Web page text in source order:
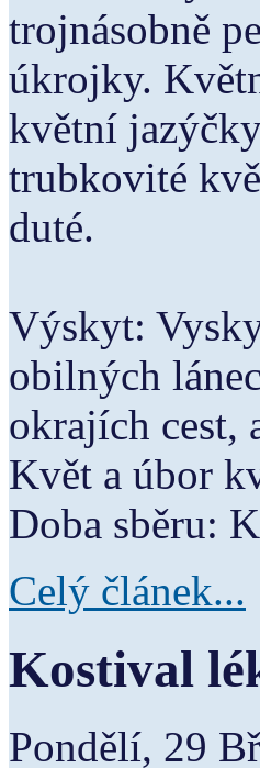
trojnásobně
úkrojky.
květní
trubkovité
duté.
Výskyt:
obilných
okrajích cest,
Květ a úbor
Doba sběru:
Celý článek...
Kostival
Pondělí, 29